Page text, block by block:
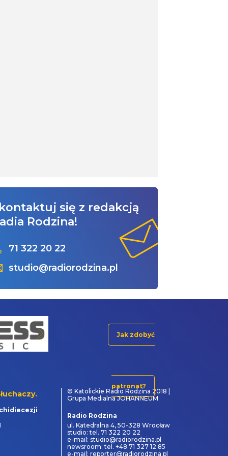
się z redakcją
Rodzina!
71 322 20 22
studio@radiorodzina.pl
Jak zdobyć
patronat?
© Katolickie Radio Rodzina 2018 |
Grupa Medialna JOHANNEUM
Radio Rodzina
ul. Katedralna 4, 50-328 Wrocław
studio: tel. 71 322 20 22
e-mail: studio@radiorodzina.pl
newsroom: tel. +48 71 327 12 85
e-mail: reporter@radiorodzina.pl